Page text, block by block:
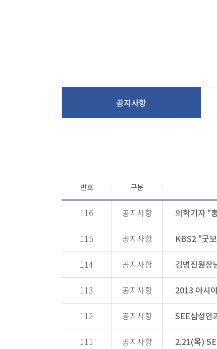
공지사항
번호 구분
116 공지사항 의학기자 "
115 공지사항 KBS2 "굿
114 공지사항 김병진원장
113 공지사항 2013 아시
112 공지사항 SEE삼성안
111 공지사항